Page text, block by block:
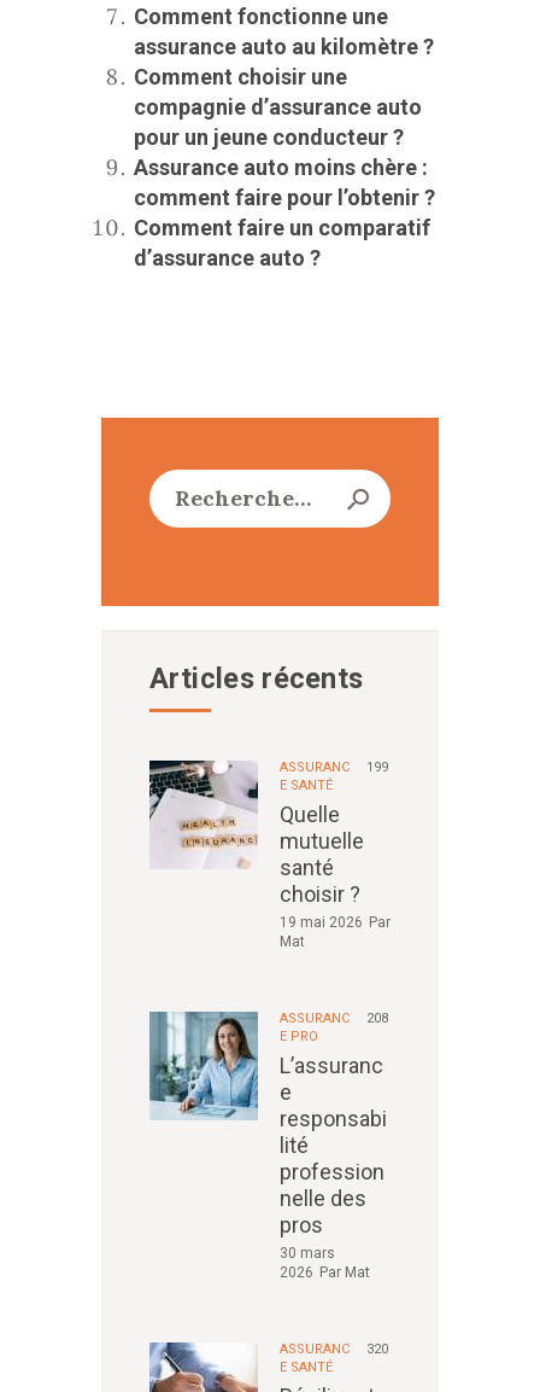
Comment fonctionne une
assurance auto au kilomètre ?
Comment choisir une
compagnie d’assurance auto
pour un jeune conducteur ?
Assurance auto moins chère :
comment faire pour l’obtenir ?
Comment faire un comparatif
d’assurance auto ?
Rechercher :
Articles récents
ASSURANC
E SANTÉ
199
Quelle
mutuelle
santé
choisir ?
19 mai 2026 Par
Mat
ASSURANC
E PRO
208
L’assuranc
e
responsabi
lité
profession
nelle des
pros
30 mars
2026 Par Mat
ASSURANC
E SANTÉ
320